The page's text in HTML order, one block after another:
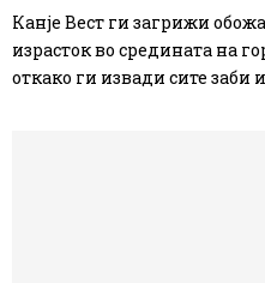
Канје Вест ги загрижи
израсток во средината на
откако ги извади сите заби